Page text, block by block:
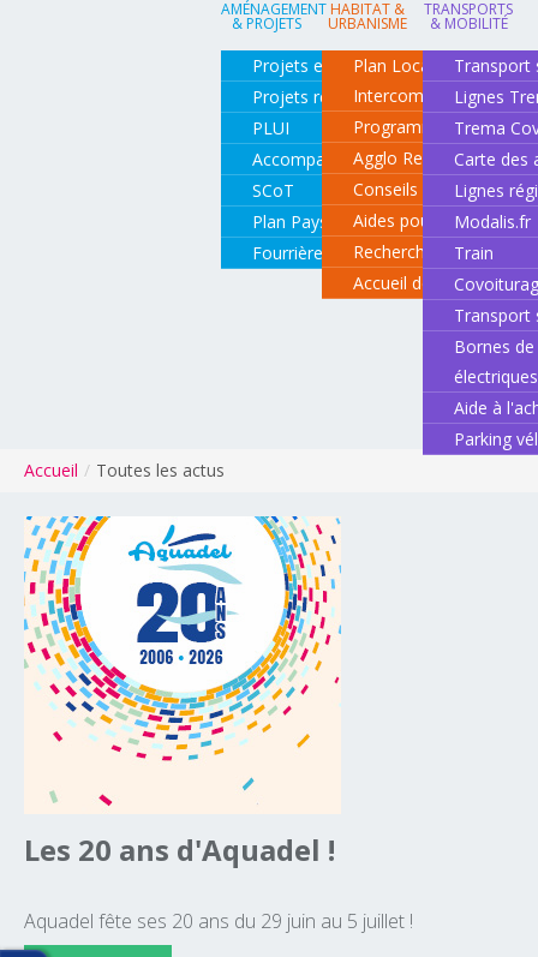
AMÉNAGEMENT
& PROJETS
Projets en cours
Projets réalisés
PLUI
Accompagnement de projets
SCoT
Plan Paysage
Fourrière animale
HABITAT &
URBANISME
Plan Local d'Urbanisme
Intercommunal
Programme local de
Agglo Renov
Conseils pour rénover
Aides pour rénover
Recherche d'un
Accueil des gens du
TRANSPORTS
& MOBILITÉ
Transport
Lignes
Trema
Carte des
Lignes
Modalis.fr
Train
Transport
Bornes
électriques
Aide à
Parking
Accueil / Toutes les actus
Les 20 ans d'Aquadel !
Aquadel fête ses 20 ans du 29 juin au 5 juillet !